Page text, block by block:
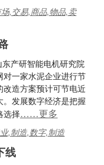
,交易,商品,物品,卖
产研智能电机研究院
一家水泥企业进行节
造方案预计可节电近
发展数字经济是把握
选择……更多
,制造,数字,制造
线